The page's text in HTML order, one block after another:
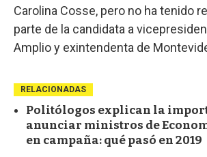
Carolina Cosse, pero no ha tenido
parte de la candidata a
Amplio y exintendenta de
RELACIONADAS
Politólogos explican la
anunciar ministros de
en campaña: qué pasó en 2019